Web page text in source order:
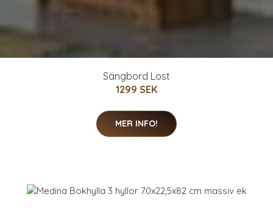
Sängbord Lost
1299 SEK
MER INFO!